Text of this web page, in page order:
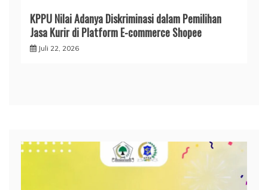
KPPU Nilai Adanya Diskriminasi dalam Pemilihan
Jasa Kurir di Platform E-commerce Shopee
Juli 22, 2026